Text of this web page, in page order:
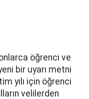
öğrenci ve
bir uyarı metni
yılı için öğrenci
velilerden